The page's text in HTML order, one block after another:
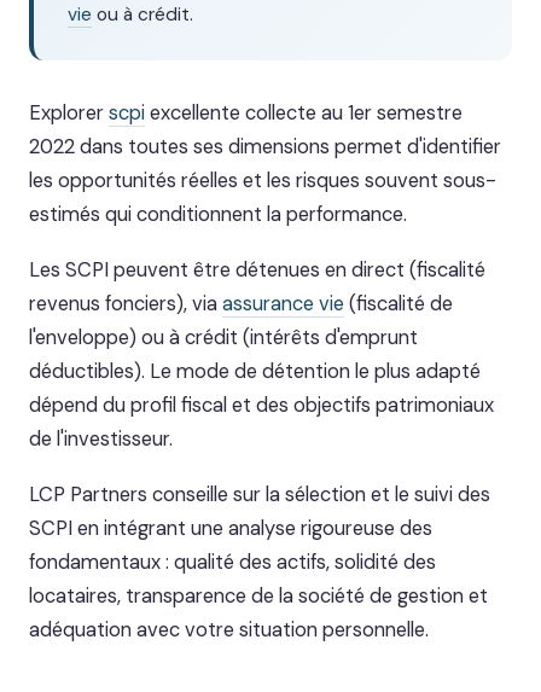
vie ou à crédit.
Explorerscpiexcellente collecte au 1er semestre
2022 dans toutes ses dimensions permet d'identifier
les opportunités réelles et les risques souvent sous-
estimés qui conditionnent la performance.
Les SCPI peuvent être détenues en direct (fiscalité
revenus fonciers), viaassurance vie (fiscalité de
l'enveloppe) ou à crédit (intérêts d'emprunt
déductibles). Le mode de détention le plus adapté
dépend du profil fiscal et des objectifs patrimoniaux
de l'investisseur.
LCP Partners conseille sur la sélection et le suivi des
SCPI en intégrant une analyse rigoureuse des
fondamentaux : qualité des actifs, solidité des
locataires, transparence de la société de gestion et
adéquation avec votre situation personnelle.